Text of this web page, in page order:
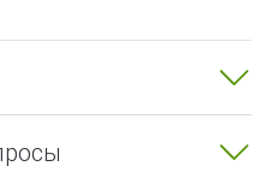
и обратное
R3 интерфейса
ОПС «Рубеж» и